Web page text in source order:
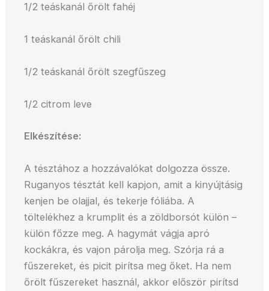
1/2 teáskanál őrölt fahéj
1 teáskanál őrölt chili
1/2 teáskanál őrölt szegfűszeg
1/2 citrom leve
Elkészítése:
A tésztához a hozzávalókat dolgozza össze.
Ruganyos tésztát kell kapjon, amit a kinyújtásig
kenjen be olajjal, és tekerje fóliába. A
töltelékhez a krumplit és a zöldborsót külön –
külön főzze meg. A hagymát vágja apró
kockákra, és vajon párolja meg. Szórja rá a
fűszereket, és picit pirítsa meg őket. Ha nem
őrölt fűszereket használ, akkor először pirítsd